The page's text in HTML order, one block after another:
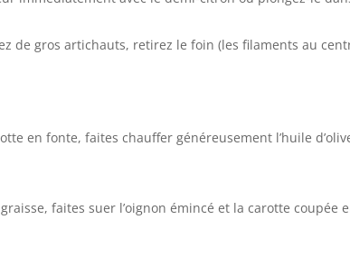
de gros artichauts, retirez le foin (les filaments au
en fonte, faites chauffer généreusement l’huile
faites suer l’oignon émincé et la carotte